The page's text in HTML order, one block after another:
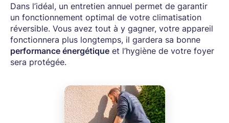
Dans l’idéal, un entretien annuel permet de garantir
un fonctionnement optimal de votre climatisation
réversible. Vous avez tout à y gagner, votre appareil
fonctionnera plus longtemps, il gardera sa bonne
performance énergétique et l’hygiène de votre foyer
sera protégée.